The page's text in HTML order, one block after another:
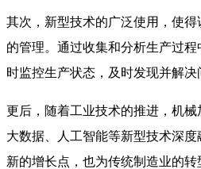
其次，新型技术的广泛使用，使
的管理。通过收集和分析生产过
时监控生产状态，及时发现并解决
更后，随着工业技术的推进，机械
大数据、人工智能等新型技术深
新的增长点，也为传统制造业的转